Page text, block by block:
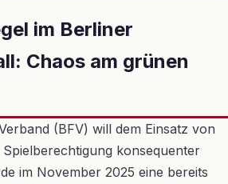
im Berliner
Chaos am grünen
(BFV) will dem Einsatz von
konsequenter
im November 2025 eine bereits